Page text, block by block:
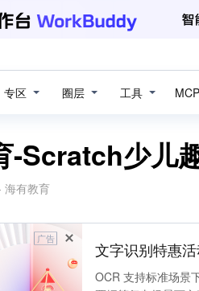
专区 圈层 工具
-Scratch少儿
海有教育
广告
文字识别特惠
OCR 支持标准场景